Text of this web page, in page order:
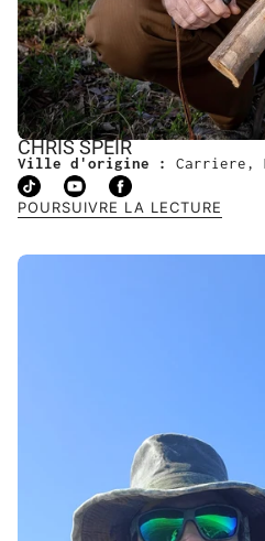
CHRIS SPEIR
Ville d'origine : Carriere,
POURSUIVRE LA LECTURE